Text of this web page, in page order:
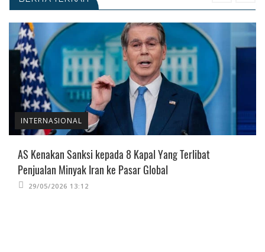
INTERNASIONAL
AS Kenakan Sanksi kepada 8 Kapal Yang Terlibat
Penjualan Minyak Iran ke Pasar Global
29/05/2026 13:12